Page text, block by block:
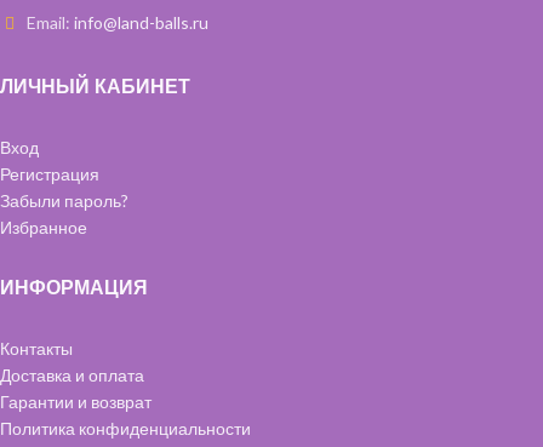
Email: info@land-balls.ru
ЛИЧНЫЙ КАБИНЕТ
Вход
Регистрация
Забыли пароль?
Избранное
ИНФОРМАЦИЯ
Контакты
Доставка и оплата
Гарантии и возврат
Политика конфиденциальности